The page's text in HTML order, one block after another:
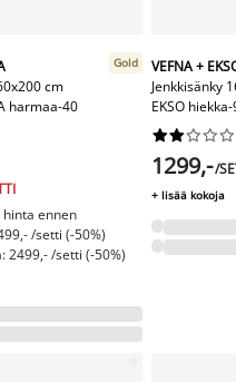
cm
harmaa-40
Gold
ennen
/setti (-50%)
2499,- /setti (-50%)
VEFNA +
Jenkkisänky
EKSO






1299,-/
+ lisää kokoja